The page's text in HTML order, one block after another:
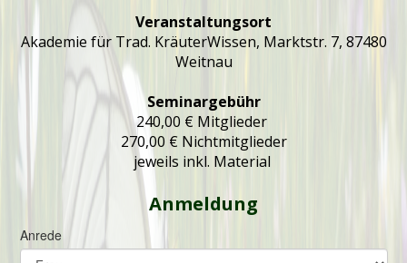
Veranstaltungsort
Akademie für Trad. KräuterWissen, Marktstr. 7, 87480
Weitnau
Seminargebühr
240,00 € Mitglieder
270,00 € Nichtmitglieder
jeweils inkl. Material
Anmeldung